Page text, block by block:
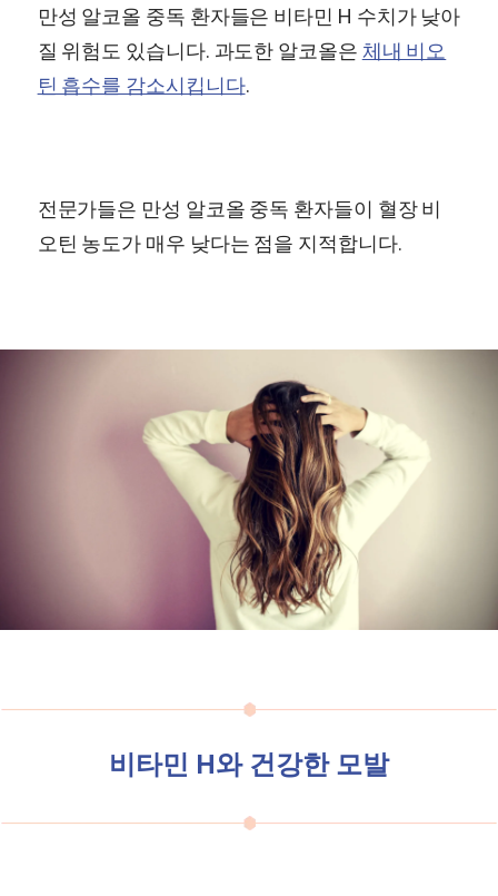
만성 알코올 중독 환자들은 비타민 H 수치가 낮아
질 위험도 있습니다. 과도한 알코올은 체내 비오
틴 흡수를 감소시킵니다.
전문가들은 만성 알코올 중독 환자들이 혈장 비
오틴 농도가 매우 낮다는 점을 지적합니다.
비타민 H와 건강한 모발